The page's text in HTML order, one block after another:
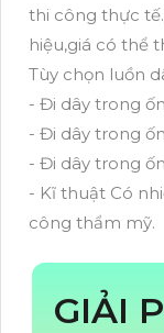
thi công thực
hiệu,giá có thể
Tùy chọn luồn
- Đi dây trong
- Đi dây trong
- Đi dây trong
- Kĩ thuật Có
công thẩm mỹ.
GIẢI